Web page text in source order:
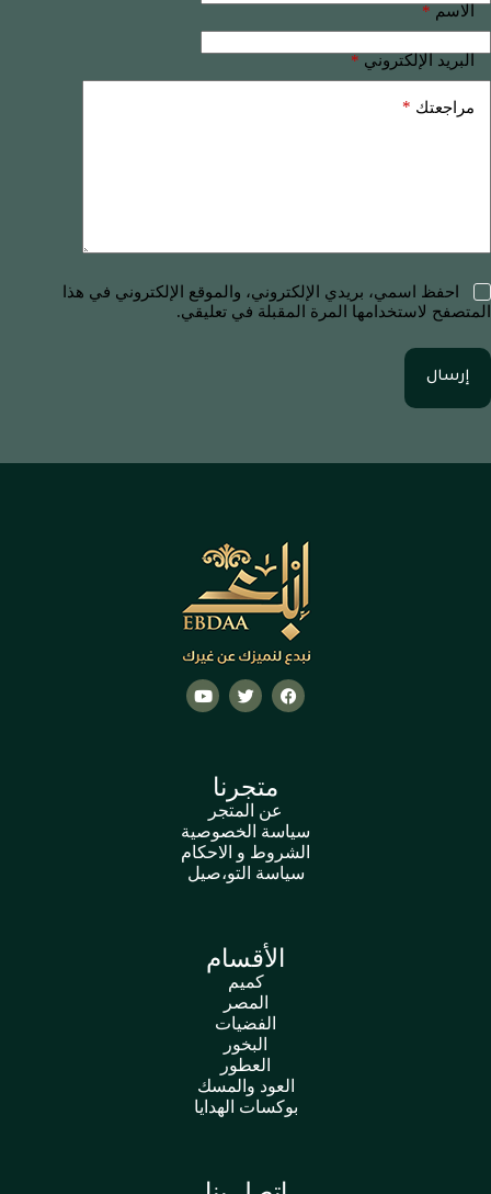
الاسم*
البريد الإلكتروني*
مراجعتك *
احفظ اسمي، بريدي الإلكتروني، والموقع الإلكتروني في هذا
المتصفح لاستخدامها المرة المقبلة في تعليقي.
إرسال
متجرنا
عن المتجر
سياسة الخصوصية
الشروط و الاحكام
سياسة التو،صيل
الأقسام
كميم
المصر
الفضيات
البخور
العطور
العود والمسك
بوكسات الهدايا